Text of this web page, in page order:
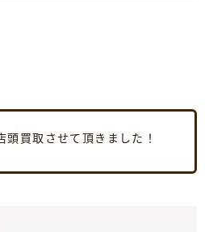
買取させて頂きました！